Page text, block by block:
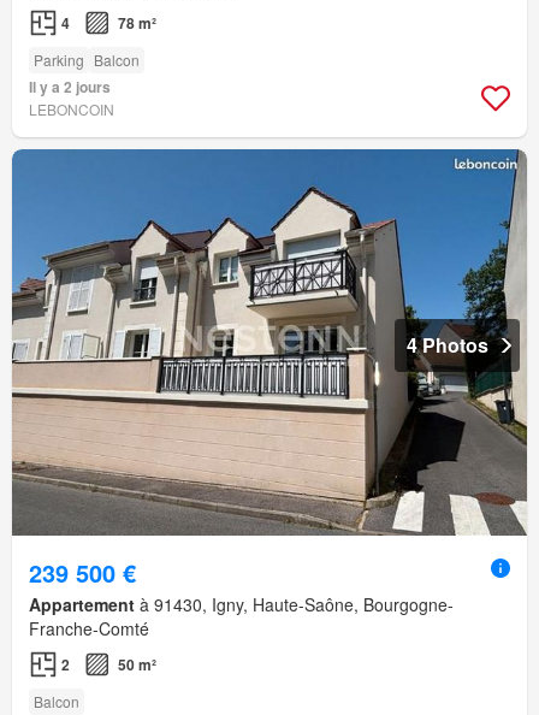
4 78 m²
Parking Balcon
Il y a 2 jours
LEBONCOIN
4 Photos
239 500 €
Appartement à 91430, Igny, Haute-Saône, Bourgogne-
Franche-Comté
2 50 m²
Balcon